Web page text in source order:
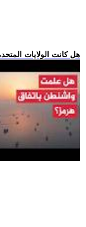
.. هل كانت الولايات